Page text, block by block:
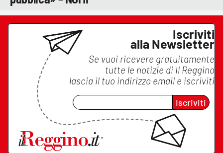
Iscriviti
alla Newsletter
Se vuoi ricevere gratuitamente
tutte le notizie di Il Reggino
lascia il tuo indirizzo email e iscriviti
Iscriviti